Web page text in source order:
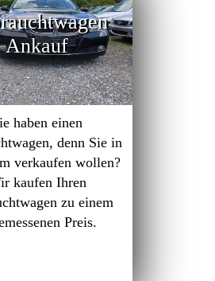
Ankauf
haben einen
denn Sie in
verkaufen wollen?
kaufen Ihren
zu einem
Preis.